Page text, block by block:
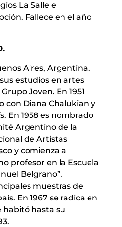
La Salle e
Fallece en el año
Aires, Argentina.
estudios en artes
Joven. En 1951
con Diana Chalukian y
En 1958 es nombrado
Argentino de la
de Artistas
y comienza a
profesor en la Escuela
Belgrano”.
muestras de
En 1967 se radica en
habitó hasta su